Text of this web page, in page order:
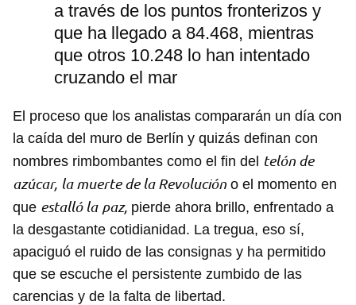
a través de los puntos fronterizos y
que ha llegado a 84.468, mientras
que otros 10.248 lo han intentado
cruzando el mar
El proceso que los analistas compararán un día con
la caída del muro de Berlín y quizás definan con
nombres rimbombantes como el fin del telón de
azúcar, la muerte de la Revolución o el momento en
que estalló la paz, pierde ahora brillo, enfrentado a
la desgastante cotidianidad. La tregua, eso sí,
apaciguó el ruido de las consignas y ha permitido
que se escuche el persistente zumbido de las
carencias y de la falta de libertad.